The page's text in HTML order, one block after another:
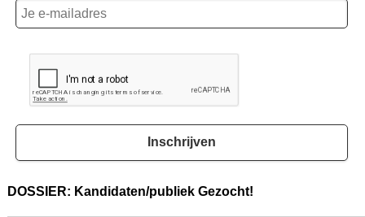
Inschrijven
DOSSIER: Kandidaten/publiek Gezocht!